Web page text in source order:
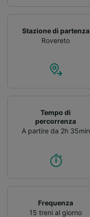
Stazione di partenza
Rovereto
Tempo di
percorrenza
A partire da 2h 35min
Frequenza
15 treni al giorno